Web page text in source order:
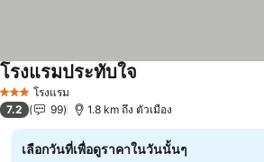
3 ดาว โรงแรม
โรงแรมประทับใจ
7.2 99 1.8 km ถึง ตัวเมือง
เลือกวันที่เพื่อดูราคาในวันนั้นๆ